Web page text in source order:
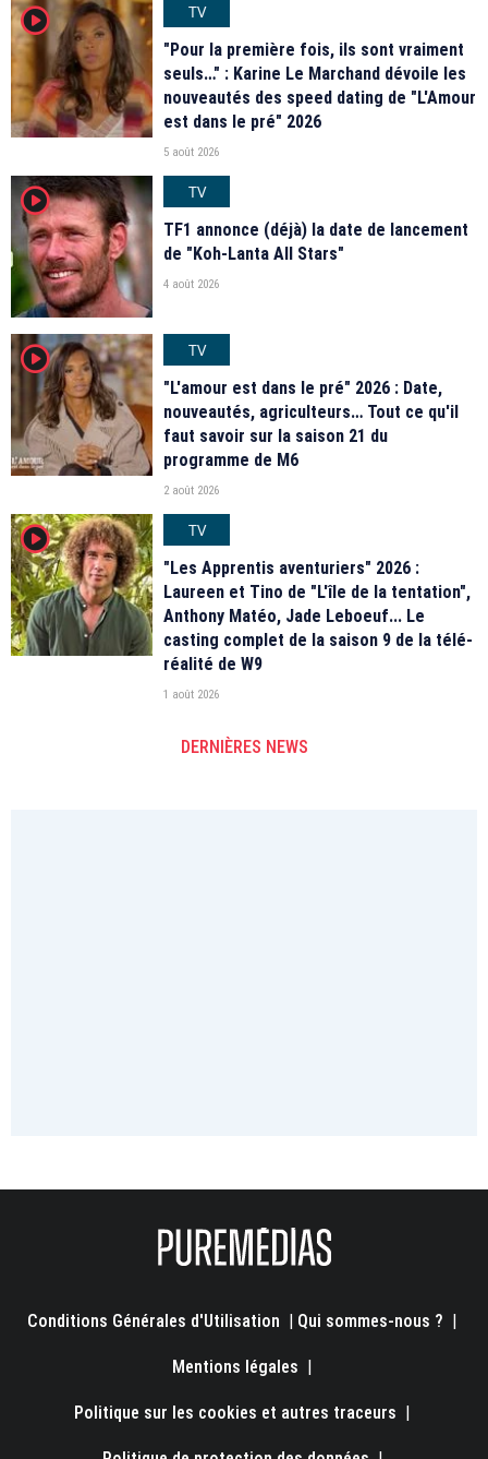
player2
TV
"Pour la première fois, ils sont vraiment
seuls…" : Karine Le Marchand dévoile les
nouveautés des speed dating de "L'Amour
est dans le pré" 2026
5 août 2026
player2
TV
TF1 annonce (déjà) la date de lancement
de "Koh-Lanta All Stars"
4 août 2026
player2
TV
"L'amour est dans le pré" 2026 : Date,
nouveautés, agriculteurs… Tout ce qu'il
faut savoir sur la saison 21 du
programme de M6
2 août 2026
player2
TV
"Les Apprentis aventuriers" 2026 :
Laureen et Tino de "L'île de la tentation",
Anthony Matéo, Jade Leboeuf... Le
casting complet de la saison 9 de la télé-
réalité de W9
1 août 2026
DERNIÈRES NEWS
Conditions Générales d'Utilisation | Qui sommes-nous ? |
Mentions légales |
Politique sur les cookies et autres traceurs |